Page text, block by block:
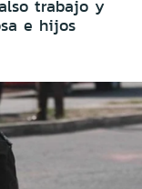
trabajo y
e hijos